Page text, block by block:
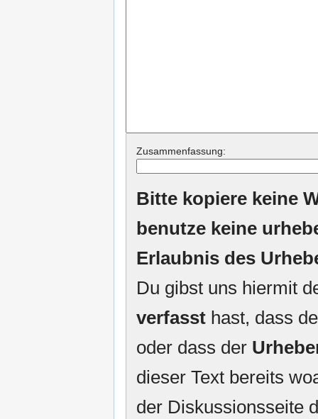
Zusammenfassung:
Bitte kopiere keine
benutze keine
Erlaubnis des
Du gibst uns hiermit
verfasst hast, dass
oder dass der
dieser Text bereits
der Diskussionsseite